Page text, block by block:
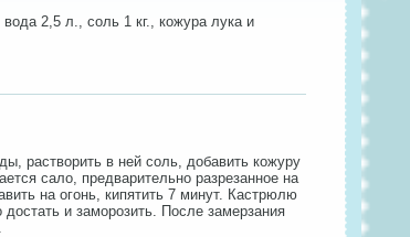
2,5 л., соль 1 кг., кожура лука и
растворить в ней соль, добавить кожуру
сало, предварительно разрезанное на
на огонь, кипятить 7 минут. Кастрюлю
и заморозить. После замерзания